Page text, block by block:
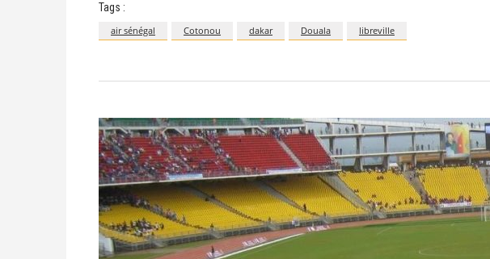
Tags :
air sénégal Cotonou dakar Douala libreville